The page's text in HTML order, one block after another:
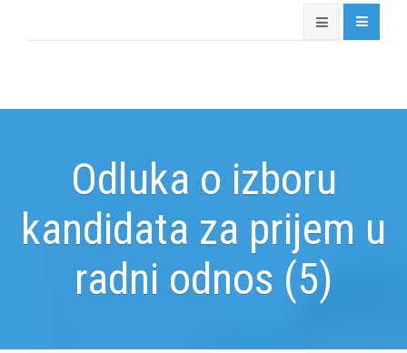
Odluka o izboru
kandidata za prijem u
radni odnos (5)